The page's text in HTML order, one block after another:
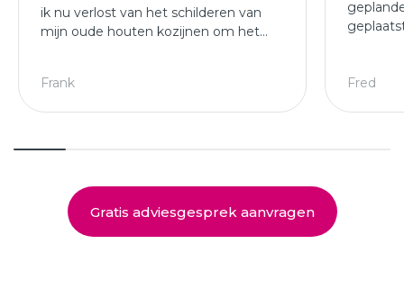
ik nu verlost van het schilderen van
mijn oude houten kozijnen om het
deuren hebben geplaatst.
Frank
Fred
Gratis adviesgesprek aanvragen